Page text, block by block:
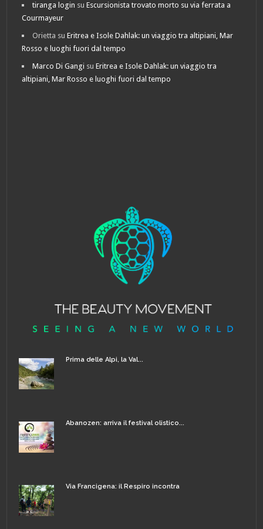
tiranga login suEscursionista trovato morto su via ferrata a
Courmayeur
Orietta suEritrea e Isole Dahlak: un viaggio tra altipiani, Mar
Rosso e luoghi fuori dal tempo
Marco Di Gangi suEritrea e Isole Dahlak: un viaggio tra
altipiani, Mar Rosso e luoghi fuori dal tempo
Prima delle Alpi, la Val...
Abanozen: arriva il festival olistico...
Via Francigena: il Respiro incontra